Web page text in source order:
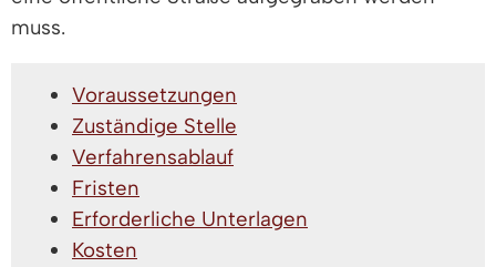
muss.
Voraussetzungen
Zuständige Stelle
Verfahrensablauf
Fristen
Erforderliche Unterlagen
Kosten